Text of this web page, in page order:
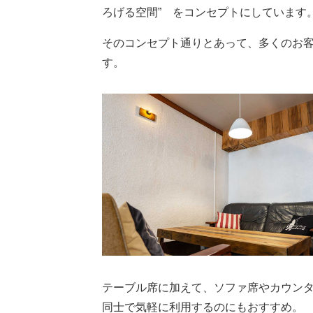
ろげる空間” をコンセプトにしています
そのコンセプト通りとあって、多くのお
す。
テーブル席に加えて、ソファ席やカウン
同士で気軽に利用するのにもおすすめ。